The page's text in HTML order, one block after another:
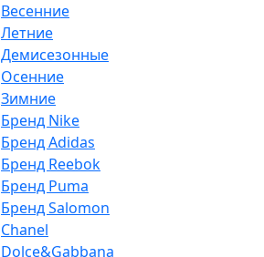
Весенние
Летние
Демисезонные
Осенние
Зимние
Бренд Nike
Бренд Adidas
Бренд Reebok
Бренд Puma
Бренд Salomon
Chanel
Dolce&Gabbana